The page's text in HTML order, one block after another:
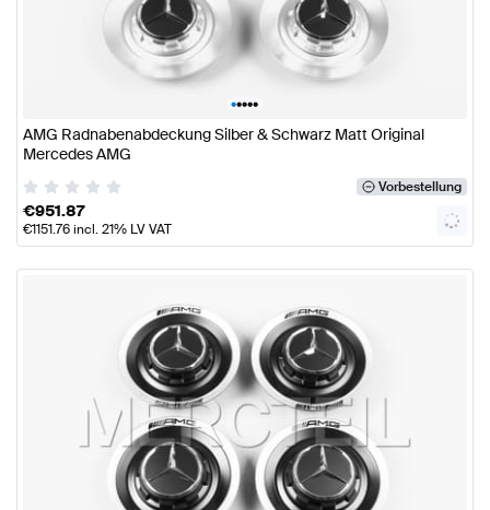
•••••
AMG Radnabenabdeckung Silber & Schwarz Matt Original
Mercedes AMG
Vorbestellung
€951.87
€1151.76incl. 21% LV VAT